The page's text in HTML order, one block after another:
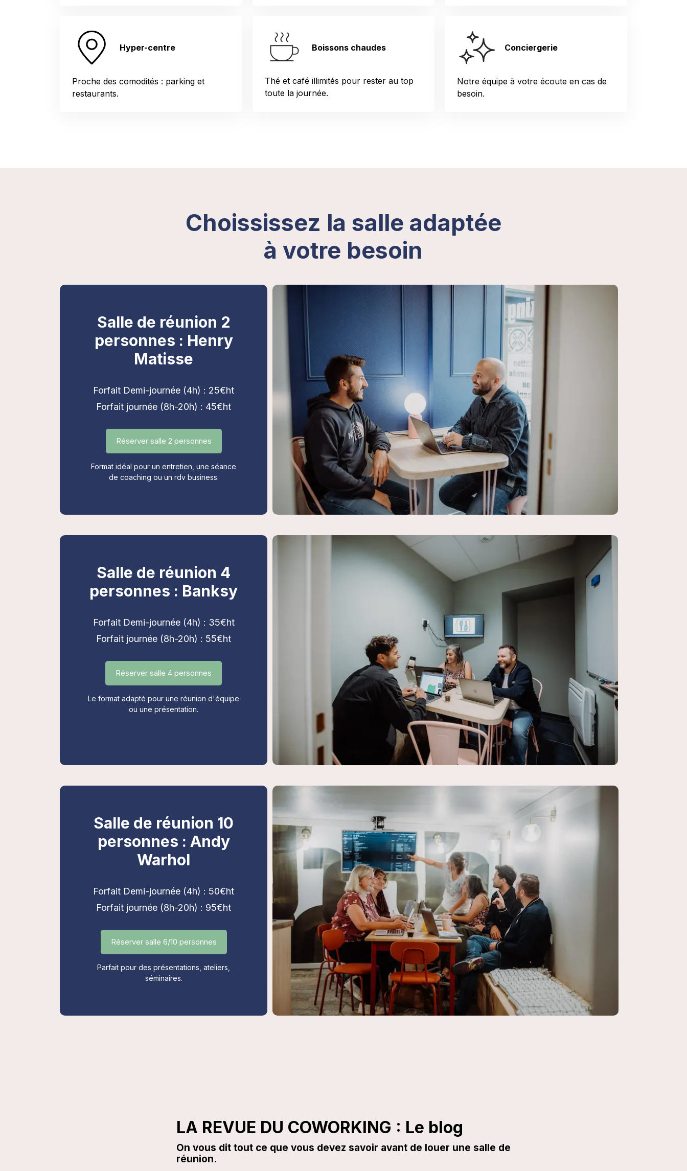
Hyper-centre
Proche des comodités : parking et
restaurants.
Boissons chaudes
Thé et café illimités pour rester au top
toute la journée.
Conciergerie
Notre équipe à votre écoute en cas de
besoin.
Choississez la salle adaptée
à votre besoin
Salle de réunion 2
personnes : Henry
Matisse
Forfait Demi-journée (4h) : 25€ht
Forfait journée (8h-20h) : 45€ht
Réserver salle 2 personnes
Format idéal pour un entretien, une séance
de coaching ou un rdv business.
Salle de réunion 4
personnes : Banksy
Forfait Demi-journée (4h) : 35€ht
Forfait journée (8h-20h) : 55€ht
Réserver salle 4 personnes
Le format adapté pour une réunion d'équipe
ou une présentation.
Salle de réunion 10
personnes : Andy
Warhol
Forfait Demi-journée (4h) : 50€ht
Forfait journée (8h-20h) : 95€ht
Réserver salle 6/10 personnes
Parfait pour des présentations, ateliers,
séminaires.
LA REVUE DU COWORKING : Le blog
On vous dit tout ce que vous devez savoir avant de louer une salle de
réunion.